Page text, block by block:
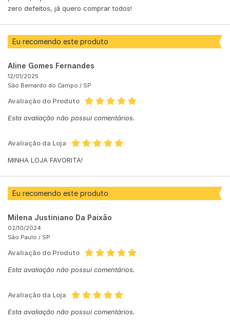
zero defeitos, já quero comprar todos!
Eu recomendo este produto
Aline Gomes Fernandes
12/01/2025
São Bernardo do Campo / SP
Avaliação do Produto
Esta avaliação não possui comentários.
Avaliação da Loja
MINHA LOJA FAVORITA!
Eu recomendo este produto
Milena Justiniano Da Paixão
02/10/2024
São Paulo / SP
Avaliação do Produto
Esta avaliação não possui comentários.
Avaliação da Loja
Esta avaliação não possui comentários.